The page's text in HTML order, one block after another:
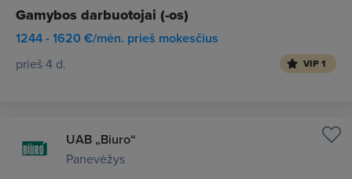
Gamybos darbuotojai (-os)
1244 - 1620 €/mėn. prieš mokesčius
prieš 4 d. VIP 1
UAB „Biuro“
Panevėžys